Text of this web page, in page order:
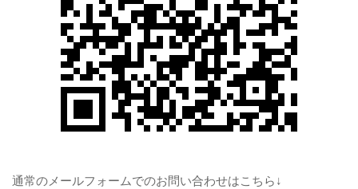
通常のメールフォームでのお問い合わせはこちら↓